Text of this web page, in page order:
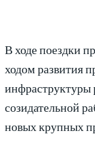
В ходе поездки
ходом развития
инфраструктуры
созидательной
новых крупных